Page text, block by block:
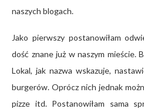
naszych blogach.
Jako pierwszy postanowiłam
dość znane już w naszym mieście.
Lokal, jak nazwa wskazuje,
burgerów. Oprócz nich jednak
pizze itd. Postanowiłam sama